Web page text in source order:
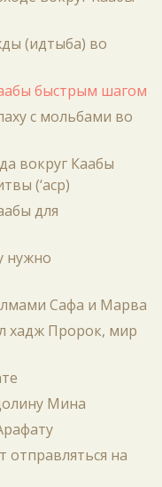
(идтыба) во
быстрым шагом
с мольбами во
вокруг Каабы
(‘аср)
для
нужно
Сафа и Марва
хадж Пророк, мир
Мина
отправляться на